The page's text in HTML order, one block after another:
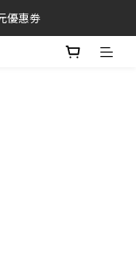
放，售完不補！
優惠劵
沐浴巾*2袋